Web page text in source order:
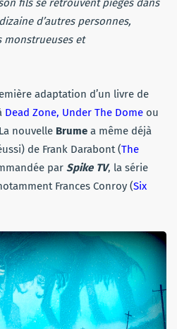
d’autres personnes,
monstrueuses et
adaptation d’un livre de
Dead Zone, Under The Dome ou
nouvelle Brume a même déjà
de Frank Darabont (The
par Spike TV, la série
Frances Conroy (Six